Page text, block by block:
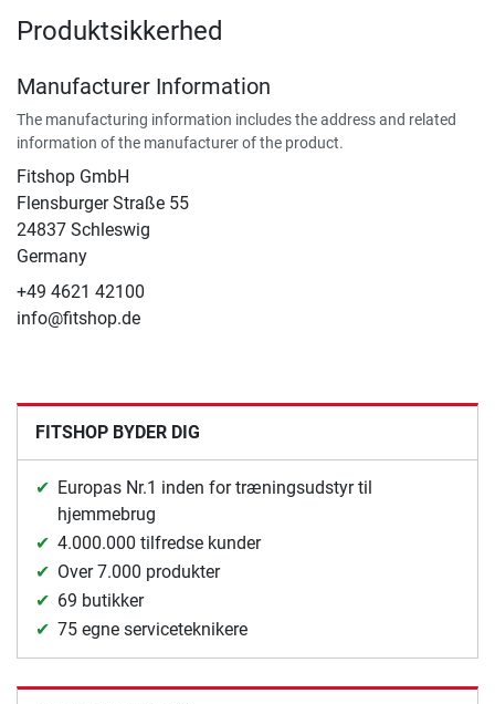
Produktsikkerhed
Manufacturer Information
The manufacturing information includes the address and related
information of the manufacturer of the product.
Fitshop GmbH
Flensburger Straße 55
24837 Schleswig
Germany
+49 4621 42100
info@fitshop.de
FITSHOP BYDER DIG
Europas Nr.1 inden for træningsudstyr til
hjemmebrug
4.000.000 tilfredse kunder
Over 7.000 produkter
69 butikker
75 egne serviceteknikere